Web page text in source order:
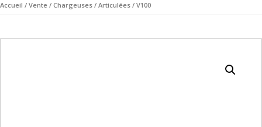
Accueil / Vente / Chargeuses / Articulées / V100